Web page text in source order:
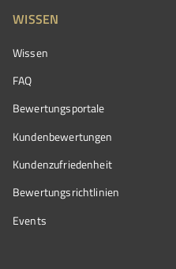
WISSEN
Wissen
FAQ
Bewertungsportale
Kundenbewertungen
Kundenzufriedenheit
Bewertungs­richtlinien
Events